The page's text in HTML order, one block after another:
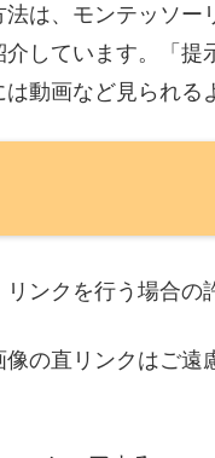
は、モンテッソー
しています。「
動画など見られる
ンクを行う場合の
の直リンクはご遠